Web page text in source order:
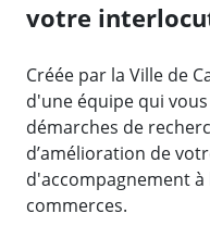
votre
Créée par la Ville de
d'une équipe qui
démarches de
d’amélioration de
d'accompagnement
commerces.